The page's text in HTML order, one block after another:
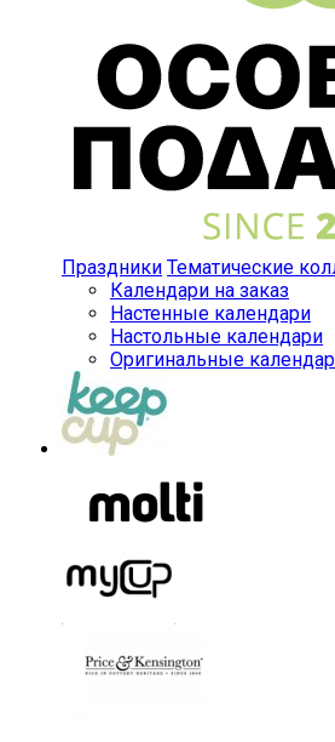
Праздники Тематические
Календари на заказ
Настенные календари
Настольные календари
Оригинальные